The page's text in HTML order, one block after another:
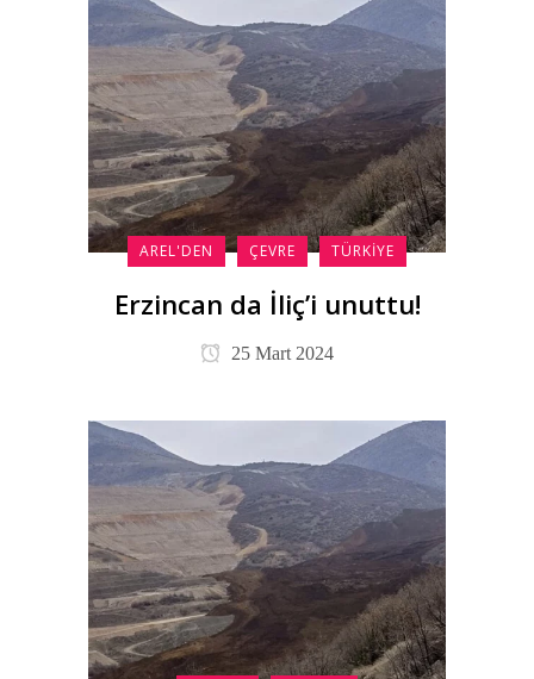
AREL'DEN ÇEVRE TÜRKIYE
Erzincan da İliç’i unuttu!
25 Mart 2024